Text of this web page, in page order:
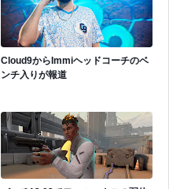
Cloud9からImmiヘッドコーチのベ
ンチ入りが報道